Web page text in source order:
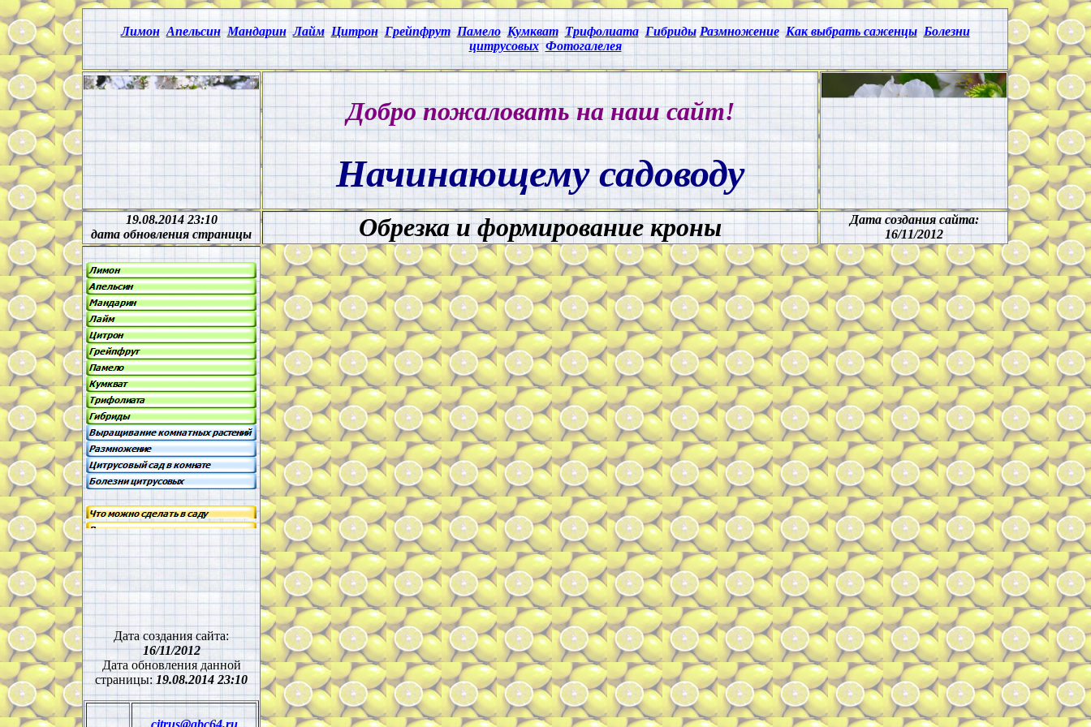
Лимон Апельсин Мандарин Лайм Цитрон Грейпфрут Памело Кумкват Трифолиата Гибриды Размножение Как выбрать саженцы Болезни
цитрусовых Фотогалелея
Добро пожаловать на наш сайт!
Начинающему садоводу
19.08.2014 23:10
дата обновления страницы
Обрезка и формирование кроны
Дата создания сайта:
16/11/2012
Дата создания сайта:
16/11/2012
Дата обновления данной
страницы: 19.08.2014 23:10
citrus@abc64.ru